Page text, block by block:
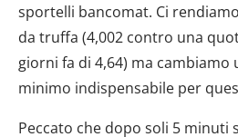
sportelli bancomat. Ci
da truffa (4,002 contro una
giorni fa di 4,64) ma cambiamo
minimo indispensabile per
Peccato che dopo soli 5 minuti